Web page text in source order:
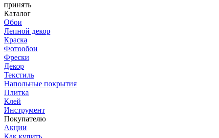
принять
Каталог
Обои
Лепной декор
Краска
Фотообои
Фрески
Декор
Текстиль
Напольные покрытия
Плитка
Клей
Инструмент
Покупателю
Акции
Как купить